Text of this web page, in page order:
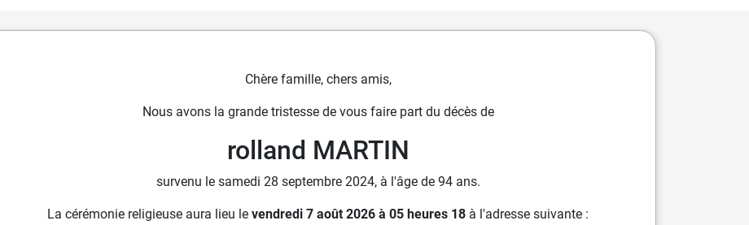
Chère famille, chers amis,
Nous avons la grande tristesse de vous faire part du décès de
rolland MARTIN
survenu le samedi 28 septembre 2024, à l'âge de 94 ans.
La cérémonie religieuse aura lieu le vendredi 7 août 2026 à 05 heures 18 à l'adresse suivante :